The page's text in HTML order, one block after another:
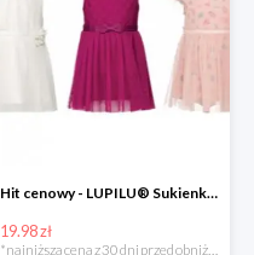
Hit cenowy - LUPILU® Sukienka niemowlęca
19.98 zł